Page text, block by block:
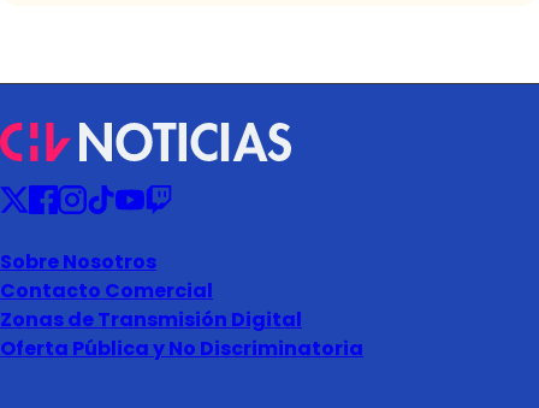
Sobre Nosotros
Contacto Comercial
Zonas de Transmisión Digital
Oferta Pública y No Discriminatoria